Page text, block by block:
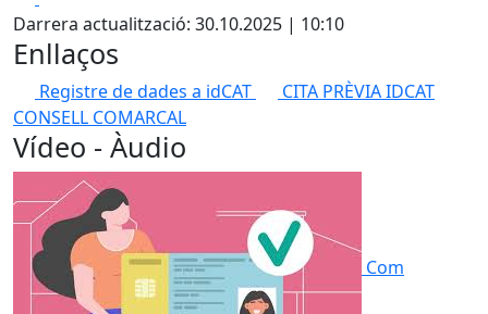
Darrera actualització: 30.10.2025 | 10:10
Enllaços
Registre de dades a idCAT
CITA PRÈVIA IDCAT
CONSELL COMARCAL
Vídeo - Àudio
Com